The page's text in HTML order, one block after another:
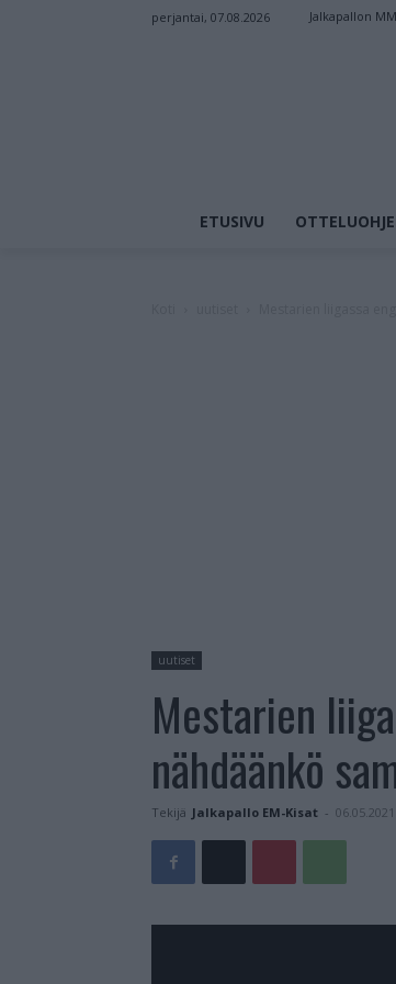
perjantai, 07.08.2026 Jalkapallon
ETUSIVU
uutiset
Mestarien
nähdäänkö
Tekijä Jalkapallo EM-Kisat -